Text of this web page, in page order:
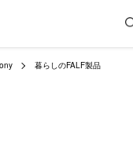
暮らしのFALF製品